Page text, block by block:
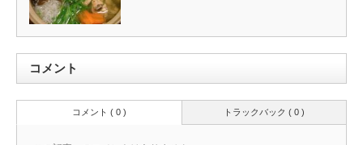
コメント
トラックバック ( 0 )
コメント ( 0 )